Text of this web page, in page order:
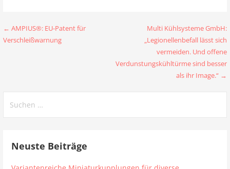
Beitragsnavigation
← AMPIUS®: EU-Patent für
Verschleißwarnung
Multi Kühlsysteme GmbH:
„Legionellenbefall lässt sich
vermeiden. Und offene
Verdunstungskühltürme sind besser
als ihr Image.“ →
nach:
Neuste Beiträge